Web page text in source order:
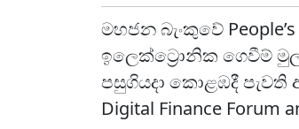
මහජන බැංකුවේ
ඉලෙක්ට්‍රොනික ගෙවීම්
පසුගියදා කොළඹදී පැවති
Digital Finance Forum